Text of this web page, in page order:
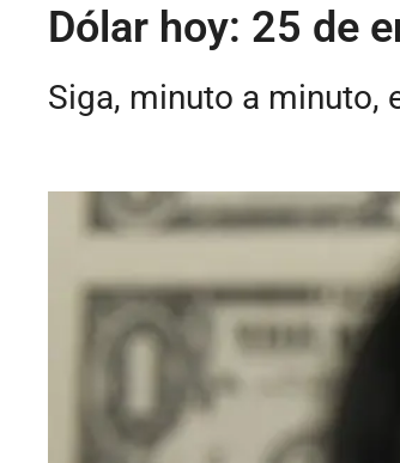
Dólar hoy: 25 de
Siga, minuto a minuto,